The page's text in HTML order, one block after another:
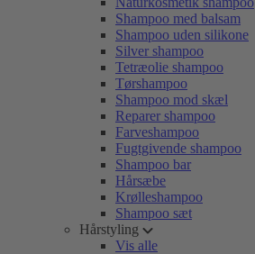
Shampoo med balsam
Shampoo uden silikone
Silver shampoo
Tetræolie shampoo
Tørshampoo
Shampoo mod skæl
Reparer shampoo
Farveshampoo
Fugtgivende shampoo
Shampoo bar
Hårsæbe
Krølleshampoo
Shampoo sæt
Hårstyling
Vis alle